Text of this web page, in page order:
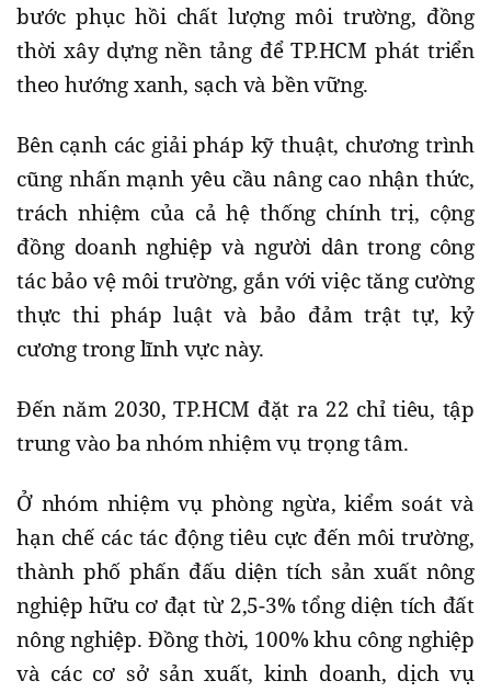
bước phục hồi chất lượng môi trường, đồng
thời xây dựng nền tảng để TP.HCM phát triển
theo hướng xanh, sạch và bền vững.
Bên cạnh các giải pháp kỹ thuật, chương trình
cũng nhấn mạnh yêu cầu nâng cao nhận thức,
trách nhiệm của cả hệ thống chính trị, cộng
đồng doanh nghiệp và người dân trong công
tác bảo vệ môi trường, gắn với việc tăng cường
thực thi pháp luật và bảo đảm trật tự, kỷ
cương trong lĩnh vực này.
Đến năm 2030, TP.HCM đặt ra 22 chỉ tiêu, tập
trung vào ba nhóm nhiệm vụ trọng tâm.
Ở nhóm nhiệm vụ phòng ngừa, kiểm soát và
hạn chế các tác động tiêu cực đến môi trường,
thành phố phấn đấu diện tích sản xuất nông
nghiệp hữu cơ đạt từ 2,5-3% tổng diện tích đất
nông nghiệp. Đồng thời, 100% khu công nghiệp
và các cơ sở sản xuất, kinh doanh, dịch vụ